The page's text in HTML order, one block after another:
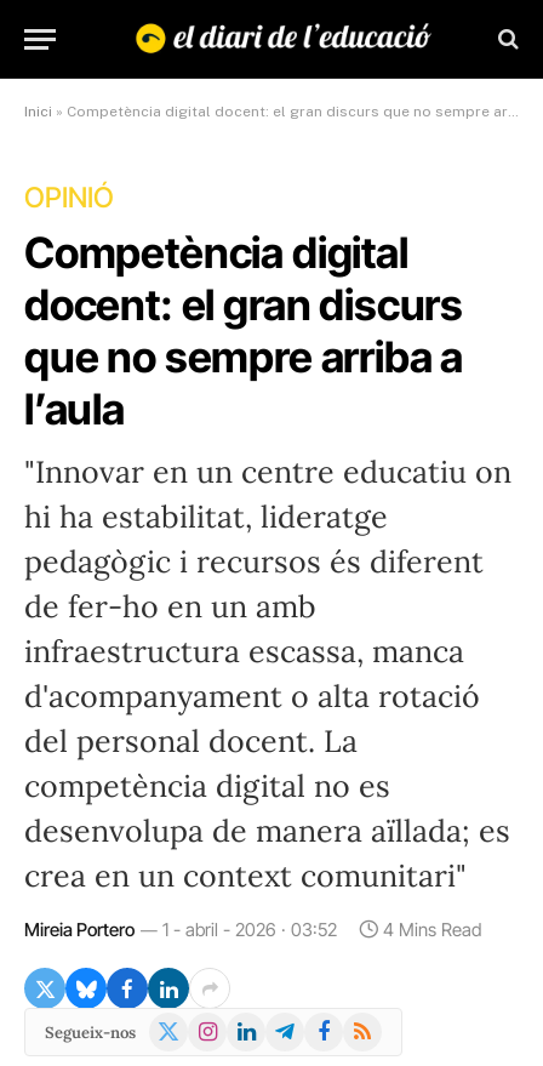
Inici » Competència digital docent: el gran discurs que no sempre arriba a l’aula
OPINIÓ
Competència digital
docent: el gran discurs
que no sempre arriba a
l’aula
"Innovar en un centre educatiu on
hi ha estabilitat, lideratge
pedagògic i recursos és diferent
de fer-ho en un amb
infraestructura escassa, manca
d'acompanyament o alta rotació
del personal docent. La
competència digital no es
desenvolupa de manera aïllada; es
crea en un context comunitari"
Mireia Portero 1 - abril - 2026 · 03:52 4 Mins Read
Segueix-nos
X
Instagram
LinkedInTelegramFacebook
RSS